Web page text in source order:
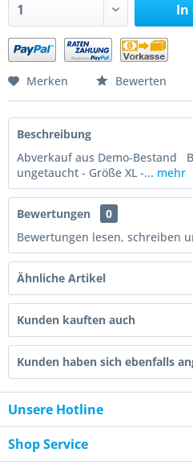
In
Merken Bewerten
Beschreibung
Abverkauf aus Demo-Bestand
ungetaucht - Größe XL -... mehr
Bewertungen
0
Bewertungen lesen, schreiben
Ähnliche Artikel
Kunden kauften auch
Kunden haben sich ebenfalls
Unsere Hotline
Shop Service